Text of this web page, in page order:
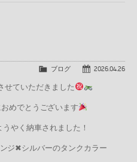
2026.04.26
ブログ
せていただきました
めでとうございます
やく納車されました！
ジ✖シルバーのタンクカラー